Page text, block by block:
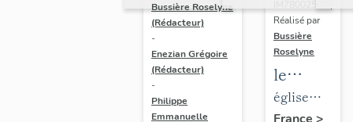
Bussière Roselyne
(Rédacteur)
-
Enezian Grégoire
(Rédacteur)
-
Philippe
Emmanuelle
Réalisé par
Bussière
Roselyne
le
mobilier
de
église
paroissiale